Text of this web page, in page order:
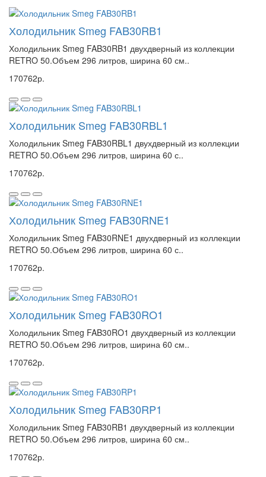
Холодильник Smeg FAB30RB1
Холодильник Smeg FAB30RB1 двухдверный из коллекции
RETRO 50.Объем 296 литров, ширина 60 см..
170762р.
Холодильник Smeg FAB30RBL1
Холодильник Smeg FAB30RBL1 двухдверный из коллекции
RETRO 50.Объем 296 литров, ширина 60 с..
170762р.
Холодильник Smeg FAB30RNE1
Холодильник Smeg FAB30RNE1 двухдверный из коллекции
RETRO 50.Объем 296 литров, ширина 60 с..
170762р.
Холодильник Smeg FAB30RO1
Холодильник Smeg FAB30RO1 двухдверный из коллекции
RETRO 50.Объем 296 литров, ширина 60 см..
170762р.
Холодильник Smeg FAB30RP1
Холодильник Smeg FAB30RB1 двухдверный из коллекции
RETRO 50.Объем 296 литров, ширина 60 см..
170762р.